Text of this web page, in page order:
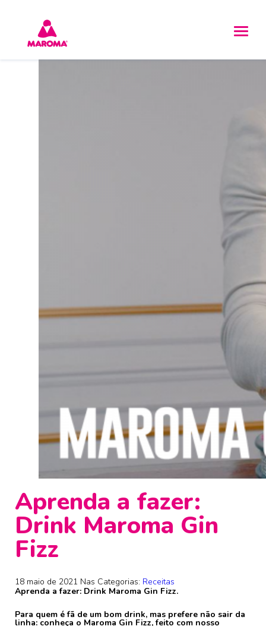
Aprenda a fazer:
Drink Maroma Gin
Fizz
18 maio de 2021 Nas Categorias: Receitas
Aprenda a fazer: Drink Maroma Gin Fizz.
Para quem é fã de um bom drink, mas prefere não sair da
linha: conheça o Maroma Gin Fizz, feito com nosso